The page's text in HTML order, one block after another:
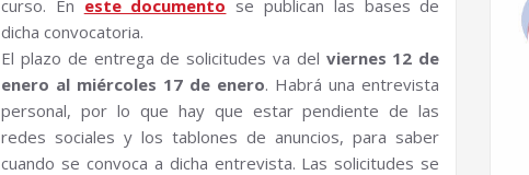
curso. En este documento se publican las bases de
dicha convocatoria.
El plazo de entrega de solicitudes va del viernes 12 de
enero al miércoles 17 de enero. Habrá una entrevista
personal, por lo que hay que estar pendiente de las
redes sociales y los tablones de anuncios, para saber
cuando se convoca a dicha entrevista. Las solicitudes se